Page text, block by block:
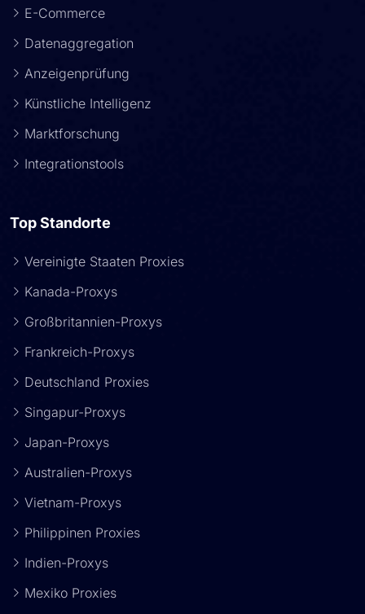
E-Commerce
Datenaggregation
Anzeigenprüfung
Künstliche Intelligenz
Marktforschung
Integrationstools
Top Standorte
Vereinigte Staaten Proxies
Kanada-Proxys
Großbritannien-Proxys
Frankreich-Proxys
Deutschland Proxies
Singapur-Proxys
Japan-Proxys
Australien-Proxys
Vietnam-Proxys
Philippinen Proxies
Indien-Proxys
Mexiko Proxies